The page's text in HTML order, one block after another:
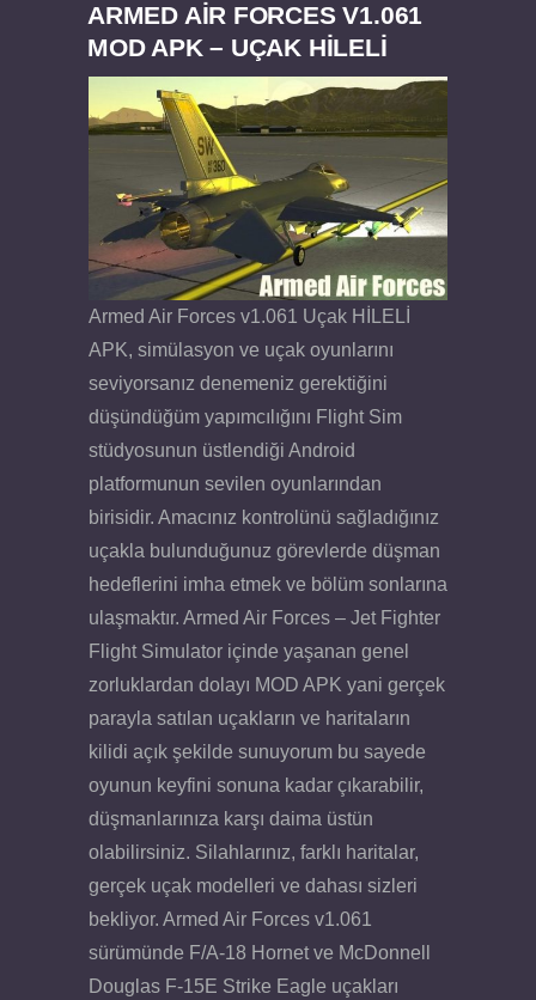
Dream Road Multiplayer v1.4.2 PARA HİLELİ
APK
Felix the Reaper v1.25 FULL APK
ARMED AIR FORCES V1.061
MOD APK – UÇAK HİLELİ
Armed Air Forces v1.061 Uçak HİLELİ
APK, simülasyon ve uçak oyunlarını
seviyorsanız denemeniz gerektiğini
düşündüğüm yapımcılığını Flight Sim
stüdyosunun üstlendiği Android
platformunun sevilen oyunlarından
birisidir. Amacınız kontrolünü sağladığınız
uçakla bulunduğunuz görevlerde düşman
hedeflerini imha etmek ve bölüm sonlarına
ulaşmaktır. Armed Air Forces – Jet Fighter
Flight Simulator içinde yaşanan genel
zorluklardan dolayı MOD APK yani gerçek
parayla satılan uçakların ve haritaların
kilidi açık şekilde sunuyorum bu sayede
oyunun keyfini sonuna kadar çıkarabilir,
düşmanlarınıza karşı daima üstün
olabilirsiniz. Silahlarınız, farklı haritalar,
gerçek uçak modelleri ve dahası sizleri
bekliyor. Armed Air Forces v1.061
sürümünde F/A-18 Hornet ve McDonnell
Douglas F-15E Strike Eagle uçakları